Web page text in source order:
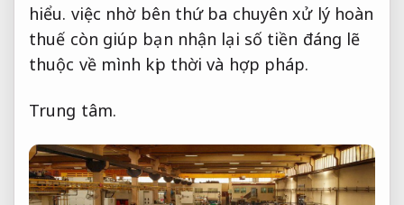
hiểu. việc nhờ bên thứ ba chuyên xử lý hoàn
thuế còn giúp bạn nhận lại số tiền đáng lẽ
thuộc về mình kịp thời và hợp pháp.
Trung tâm.